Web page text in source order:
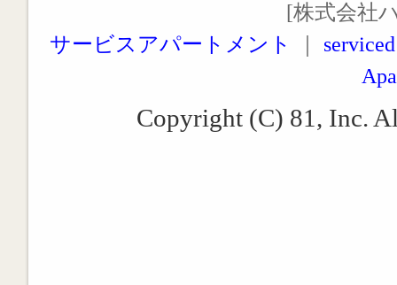
[株式会社
サービスアパートメント
Copyright (C) 81, Inc.